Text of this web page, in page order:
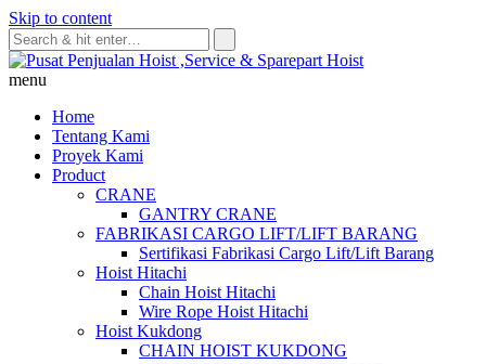
Skip to content
menu
Home
Tentang Kami
Proyek Kami
Product
CRANE
GANTRY CRANE
FABRIKASI CARGO LIFT/LIFT BARANG
Sertifikasi Fabrikasi Cargo Lift/Lift Barang
Hoist Hitachi
Chain Hoist Hitachi
Wire Rope Hoist Hitachi
Hoist Kukdong
CHAIN HOIST KUKDONG